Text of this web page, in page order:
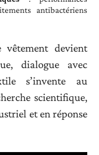
antibactériens
devient
dialogue avec
s’invente au
scientifique,
et en réponse